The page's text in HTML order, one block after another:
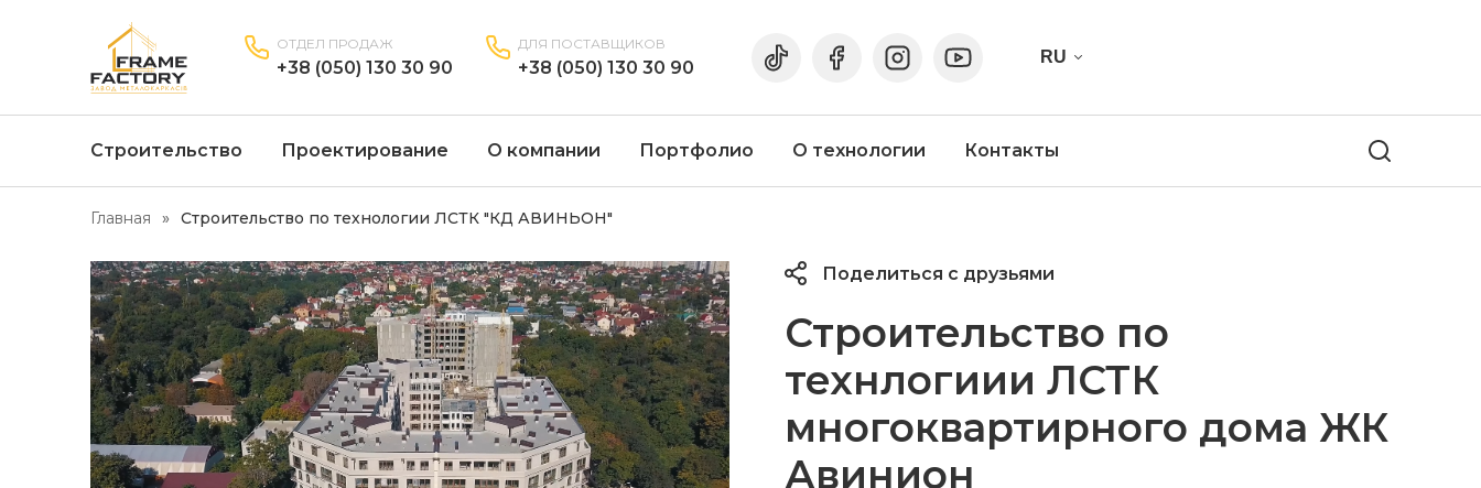
ОТДЕЛ ПРОДАЖ
+38 (050) 130 30 90
ДЛЯ ПОСТАВЩИКОВ
+38 (050) 130 30 90
RU
Строительство Проектирование О компании Портфолио О технологии Контакты
Главная Строительство по технологии ЛСТК "КД АВИНЬОН"
Поделиться с друзьями
Строительство по
технлогиии ЛСТК
многоквартирного дома ЖК
Авинион